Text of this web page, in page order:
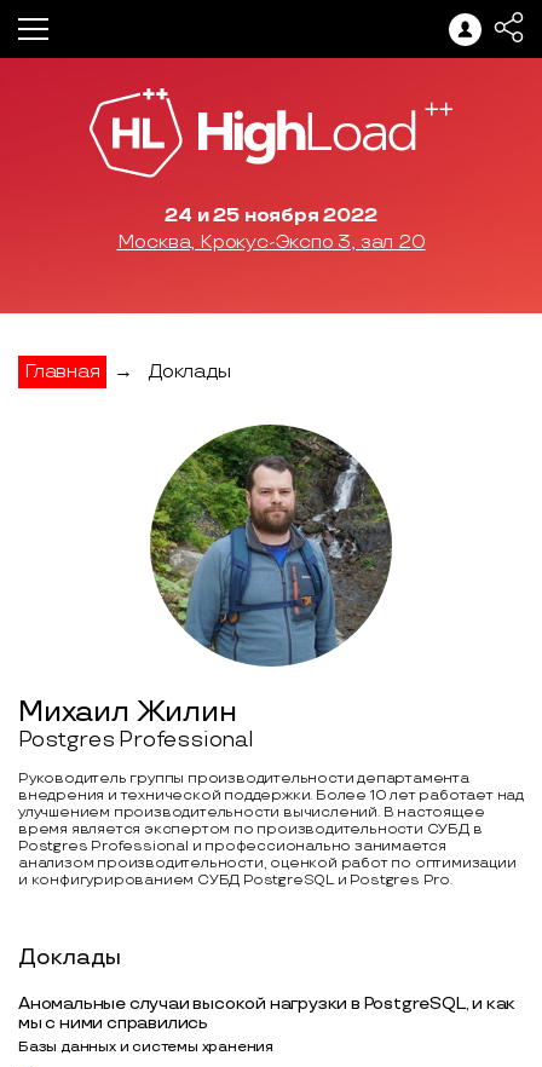
24 и 25 ноября 2022
Москва, Крокус-Экспо 3, зал 20
Главная → Доклады
Михаил Жилин
Postgres Professional
Руководитель группы производительности департамента
внедрения и технической поддержки. Более 10 лет работает над
улучшением производительности вычислений. В настоящее
время является экспертом по производительности СУБД в
Postgres Professional и профессионально занимается
анализом производительности, оценкой работ по оптимизации
и конфигурированием СУБД PostgreSQL и Postgres Pro.
Доклады
Аномальные случаи высокой нагрузки в PostgreSQL, и как
мы с ними справились
Базы данных и системы хранения